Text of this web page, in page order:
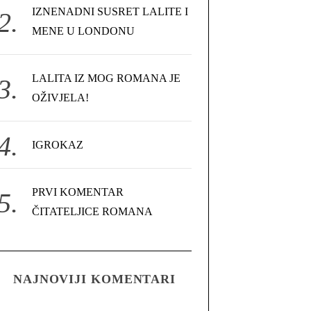
IZNENADNI SUSRET LALITE I
MENE U LONDONU
LALITA IZ MOG ROMANA JE
OŽIVJELA!
IGROKAZ
PRVI KOMENTAR
ČITATELJICE ROMANA
NAJNOVIJI KOMENTARI